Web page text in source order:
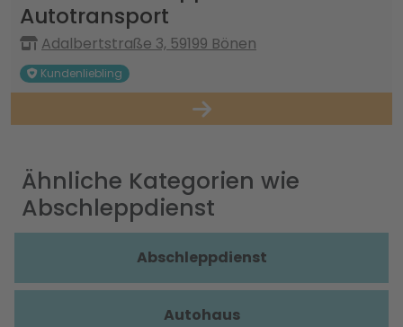
Autotransport
Adalbertstraße 3, 59199 Bönen
Kundenliebling
Ähnliche Kategorien wie
Abschleppdienst
Abschleppdienst
Autohaus